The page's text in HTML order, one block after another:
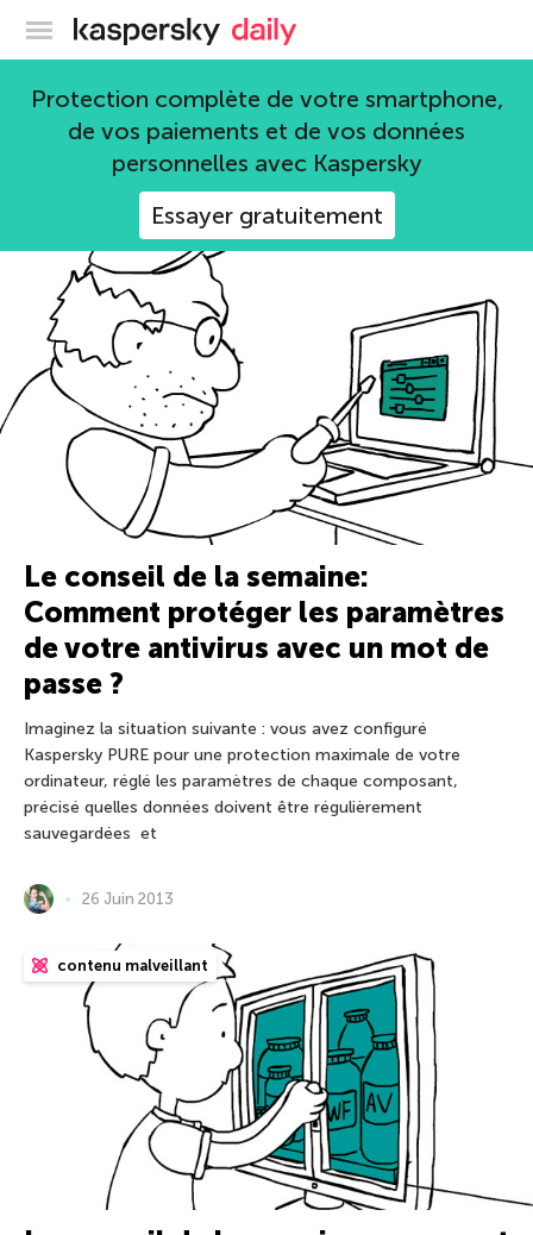
Blog officiel de Kaspersky
Protection complète de votre smartphone,
de vos paiements et de vos données
personnelles avec Kaspersky
Essayer gratuitement
Conseils
651 articles
mots de passe
Le conseil de la semaine:
Comment protéger les paramètres
de votre antivirus avec un mot de
passe ?
Imaginez la situation suivante : vous avez configuré
Kaspersky PURE pour une protection maximale de votre
ordinateur, réglé les paramètres de chaque composant,
précisé quelles données doivent être régulièrement
sauvegardées et
26 Juin 2013
contenu malveillant